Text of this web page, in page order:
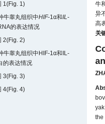
1(Fig. 1)
牛睾丸组织中HIF-1α和IL-
的表达情况
2(Fig. 2)
牛睾丸组织中HIF-1α和IL-
的表达情况
3(Fig. 3)
4(Fig. 4)
牛
异
高
关
the